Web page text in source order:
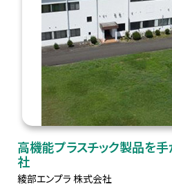
高機能プラスチック製品を
社
綾部エンプラ 株式会社